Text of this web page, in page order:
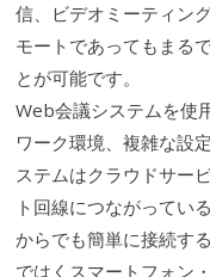
信、ビデオミーティン
モートであってもまる
とが可能です。
Web会議システムを使
ワーク環境、複雑な設
ステムはクラウドサー
ト回線につながってい
からでも簡単に接続す
ではく スマートフォン ・